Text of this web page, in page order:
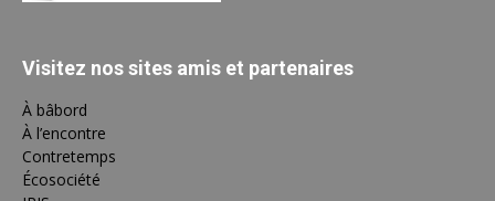
Visitez nos sites amis et partenaires
À bâbord
À l’encontre
Contretemps
Écosociété